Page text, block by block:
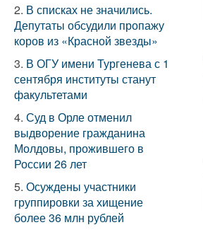
2. В списках не значились.
Депутаты обсудили пропажу
коров из «Красной звезды»
3. В ОГУ имени Тургенева с 1
сентября институты станут
факультетами
4. Суд в Орле отменил
выдворение гражданина
Молдовы, прожившего в
России 26 лет
5. Осуждены участники
группировки за хищение
более 36 млн рублей